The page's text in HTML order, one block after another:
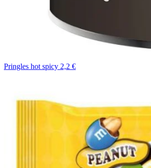
Pringles hot spicy 2,2 €